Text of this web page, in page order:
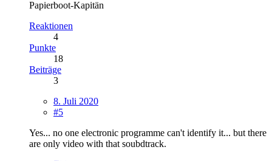
Papierboot-Kapitän
Reaktionen
4
Punkte
18
Beiträge
3
8. Juli 2020
#5
Yes... no one electronic programme can't identify it... but there
are only video with that soubdtrack.